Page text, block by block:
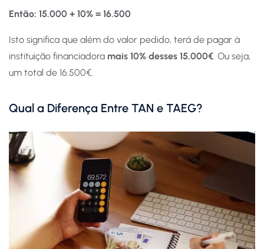
Então: 15.000 + 10% = 16.500
Isto significa que além do valor pedido, terá de pagar à
instituição financiadora mais 10% desses 15.000€. Ou seja,
um total de 16.500€.
Qual a Diferença Entre TAN e TAEG?